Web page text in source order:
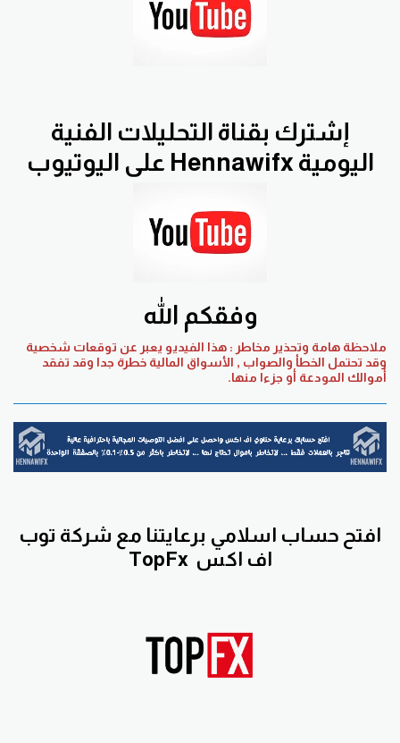
إشترك بقناة التحليلات الفنية
اليومية Hennawifx على اليوتيوب
وفقكم الله
ملاحظة هامة وتحذير مخاطر : هذا الفيديو يعبر عن توقعات شخصية
وقد تحتمل الخطأ والصواب , الأسواق المالية خطرة جدا وقد تفقد
أموالك المودعة أو جزءا منها.
افتح حساب اسلامي برعايتنا مع شركة توب
اف اكس TopFx